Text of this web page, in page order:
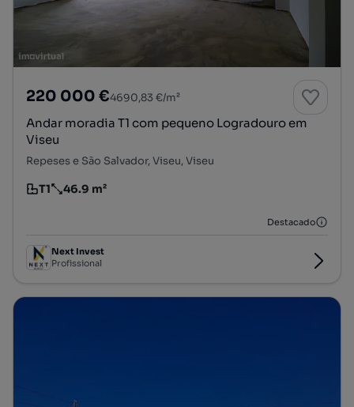
220 000 €4690,83 €/m²
Andar moradia T1 com pequeno Logradouro em
Viseu
Repeses e São Salvador, Viseu, Viseu
Tipologia
T1
Preço por metro quadrado
46.9 m²
Destacado
Next Invest
Profissional